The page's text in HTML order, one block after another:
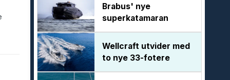
Brabus' nye
superkatamaran
Wellcraft utvider med
to nye 33-fotere